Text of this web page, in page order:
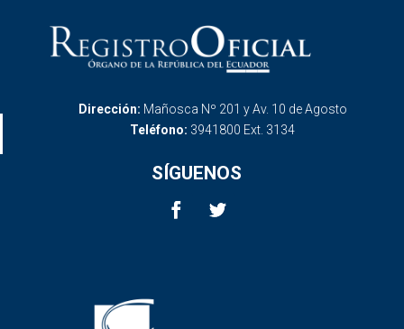
Dirección: Mañosca Nº 201 y Av. 10 de Agosto
Teléfono: 3941800 Ext. 3134
SÍGUENOS